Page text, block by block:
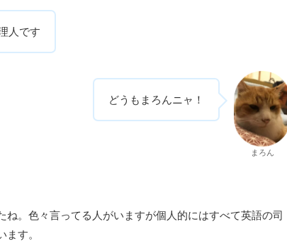
人です
どうもまろんニャ！
まろん
ね。色々言ってる人がいますが個人的にはすべて英語の司
す。